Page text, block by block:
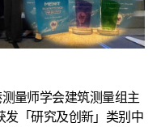
量师学会建筑测量组主
「研究及创新」类别中